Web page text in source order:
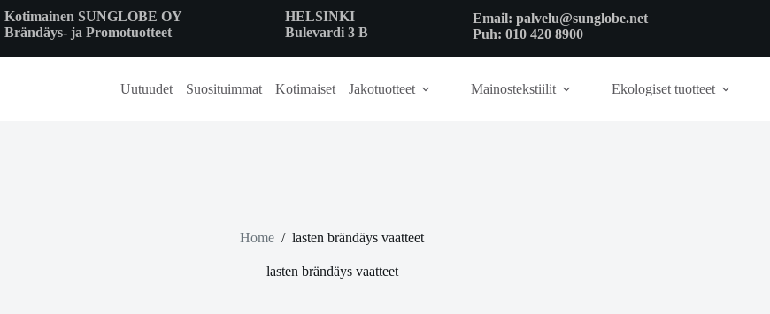
to
content
Kotimainen SUNGLOBE OY
Brändäys- ja Promotuotteet
HELSINKI
Bulevardi 3 B
Email: palvelu@sunglobe.net
Puh: 010 420 8900
Uutuudet Suosituimmat Kotimaiset Jakotuotteet Mainostekstiilit Ekologiset tuotteet
Home / lasten brändäys vaatteet
lasten brändäys vaatteet